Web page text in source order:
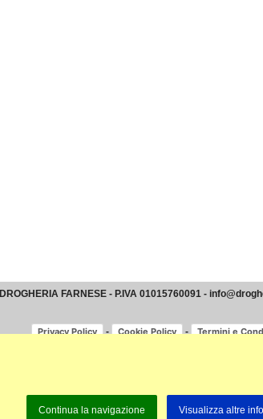
Continua la navigazione Visualizza altre
DROGHERIA FARNESE - P.IVA 01015760091 -
Privacy Policy - Cookie Policy -
Termini e